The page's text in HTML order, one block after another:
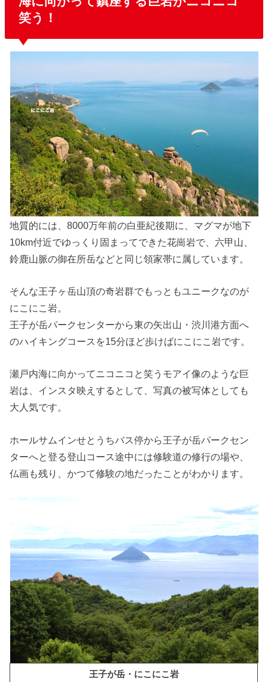
笑う！
地質的には、8000万年前の白亜紀後期に、マグマが地下
10km付近でゆっくり固まってできた花崗岩で、六甲山、
鈴鹿山脈の御在所岳などと同じ領家帯に属しています。
そんな王子ヶ岳山頂の奇岩群でもっともユニークなのが
にこにこ岩。
王子が岳パークセンターから東の矢出山・渋川港方面へ
のハイキングコースを15分ほど歩けばにこにこ岩です。
瀬戸内海に向かってニコニコと笑うモアイ像のような巨
岩は、インスタ映えするとして、写真の被写体としても
大人気です。
ホールサムインせとうちバス停から王子が岳パークセン
ターへと登る登山コース途中には修験道の修行の場や、
仏画も残り、かつて修験の地だったことがわかります。
王子が岳・にこにこ岩